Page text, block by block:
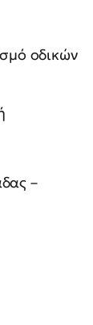
οδικών
–